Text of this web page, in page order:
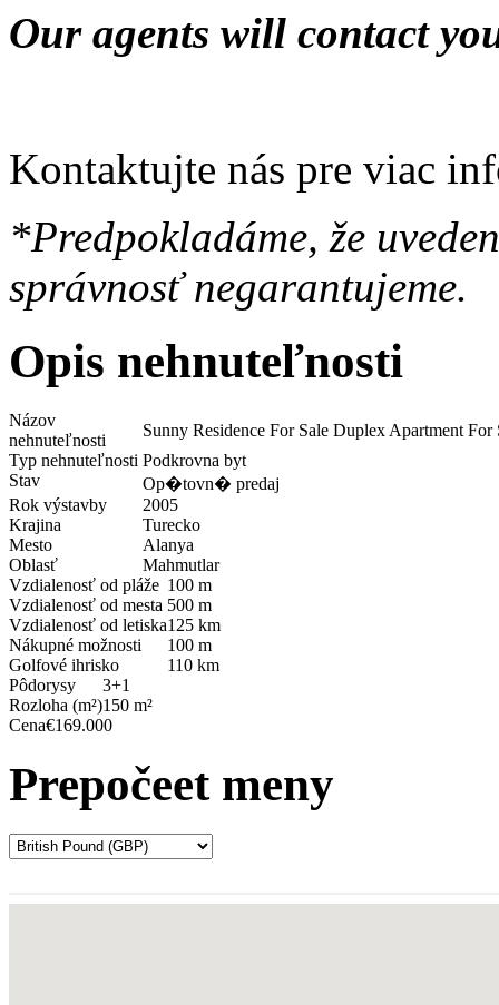
Our agents will contact
Kontaktujte nás pre viac
*Predpokladáme, že
správnosť negarantujeme.
Opis nehnuteľnosti
Názov
nehnuteľnosti
Sunny Residence For Sale Duplex Apartment For
Typ nehnuteľnosti Podkrovna byt
Stav
Op�tovn� predaj
Rok výstavby
2005
Krajina
Turecko
Mesto
Alanya
Oblasť
Mahmutlar
Vzdialenosť od pláže 100 m
Vzdialenosť od mesta 500 m
Vzdialenosť od letiska125 km
Nákupné možnosti
100 m
Golfové ihrisko
110 km
Pôdorysy
3+1
Rozloha (m²)150 m²
Cena€169.000
Prepočeet meny